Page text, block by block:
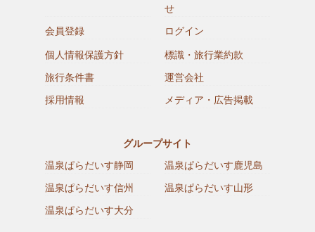
せ
会員登録
ログイン
個人情報保護方針
標識・旅行業約款
旅行条件書
運営会社
採用情報
メディア・広告掲載
グループサイト
温泉ぱらだいす静岡
温泉ぱらだいす鹿児島
温泉ぱらだいす信州
温泉ぱらだいす山形
温泉ぱらだいす大分